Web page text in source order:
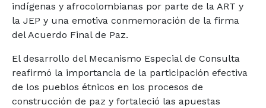
indígenas y afrocolombianas por parte de la ART y
la JEP y una emotiva conmemoración de la firma
del Acuerdo Final de Paz.
El desarrollo del Mecanismo Especial de Consulta
reafirmó la importancia de la participación efectiva
de los pueblos étnicos en los procesos de
construcción de paz y fortaleció las apuestas